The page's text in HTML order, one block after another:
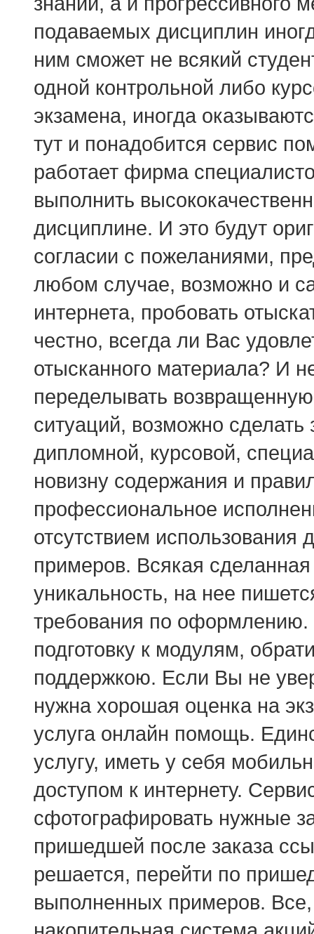
подаваемых дисциплин
ним сможет не всякий
одной контрольной либо
экзамена, иногда
тут и понадобится сервис
работает фирма
выполнить
дисциплине. И это будут
согласии с пожеланиями,
любом случае, возможно и
интернета, пробовать
честно, всегда ли Вас
отысканного материала? И
переделывать
ситуаций, возможно
дипломной, курсовой,
новизну содержания и
профессиональное
отсутствием использования
примеров. Всякая
уникальность, на нее
требования по оформлению.
подготовку к модулям,
поддержкою. Если Вы не
нужна хорошая оценка на
услуга онлайн помощь.
услугу, иметь у себя
доступом к интернету.
сфотографировать нужные
пришедшей после заказа
решается, перейти по
выполненных примеров. Все,